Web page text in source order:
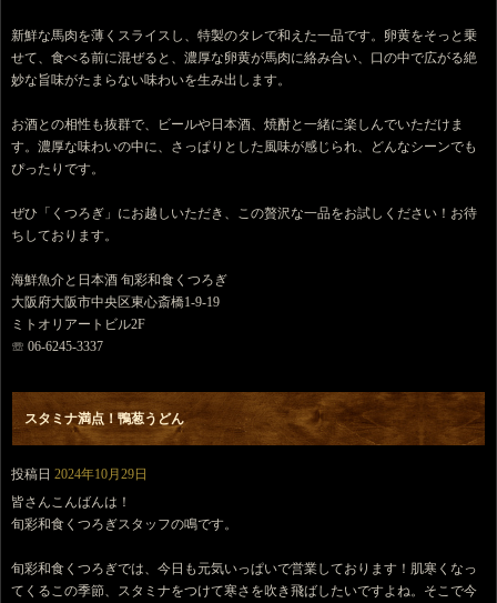
新鮮な馬肉を薄くスライスし、特製のタレで和えた一品です。卵黄をそっと乗
せて、食べる前に混ぜると、濃厚な卵黄が馬肉に絡み合い、口の中で広がる絶
妙な旨味がたまらない味わいを生み出します。
お酒との相性も抜群で、ビールや日本酒、焼酎と一緒に楽しんでいただけま
す。濃厚な味わいの中に、さっぱりとした風味が感じられ、どんなシーンでも
ぴったりです。
ぜひ「くつろぎ」にお越しいただき、この贅沢な一品をお試しください！お待
ちしております。
海鮮魚介と日本酒 旬彩和食くつろぎ
大阪府大阪市中央区東心斎橋1-9-19
ミトオリアートビル2F
☏ 06-6245-3337
スタミナ満点！鴨葱うどん
投稿日 2024年10月29日
皆さんこんばんは！
旬彩和食くつろぎスタッフの鳴です。
旬彩和食くつろぎでは、今日も元気いっぱいで営業しております！肌寒くなっ
てくるこの季節、スタミナをつけて寒さを吹き飛ばしたいですよね。そこで今